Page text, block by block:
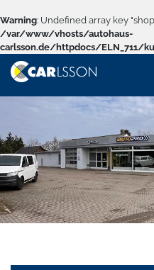
Warning: Undefined array key
/var/www/vhosts/autohaus-
carlsson.de/httpdocs/ELN_711/